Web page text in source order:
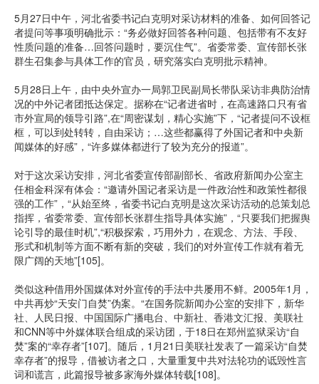
5月27日中午，河北省委书记白克明对采访材料的准备、如何回答记
者提问等事项明确批示：“务必做好回答各种问题、包括带有不友好
性质问题的准备…回答问题时，要沉住气”。省委常委、宣传部长张
群生召集参与具体工作的官员，研究落实白克明批示精神。
5月28日上午，由中央外宣办一局郭卫民副局长带队采访非典防治情
况的中外记者团抵达保定。据称在“记者进省时，在高速路口只有省
市外宣局的领导引路”,在“周密谋划，精心实施”下，“记者提问不设框
框，可以到处转转，自由采访；…这些都赢得了外国记者和中央新
闻媒体的好感”，“许多媒体都进行了较为充分的报道”。
对于这次采访安排，河北省委宣传部副部长、省政府新闻办公室主
任相金科深有体会：“邀请外国记者采访是一件政治性和政策性都很
强的工作”，“从始至终，省委书记白克明是这次采访活动的总策划总
指挥，省委常委、宣传部长张群生指导具体实施”，“只要我们把握舆
论引导的最佳时机”,“积极探索，巧用外力，在观念、方法、手段、
形式和机制等方面不断有新的突破，我们的对外宣传工作就有着无
限广阔的天地”[105]。
类似这种借用外国媒体对外宣传的手法中共屡用不鲜。2005年1月，
中共再炒“天安门自焚”伪案。“在国务院新闻办公室的安排下，新华
社、人民日报、中国国际广播电台、中新社、香港文汇报、美联社
和CNN等中外媒体联合组成的采访团，于18日在郑州监狱采访“自
焚”案的“幸存者”[107]。随后，1月21日美联社发表了一篇采访“自焚
幸存者”的报导，借被访者之口，大量重复中共对法轮功的诋毁性言
词和谎言，此篇报导被多家海外媒体转载[108]。